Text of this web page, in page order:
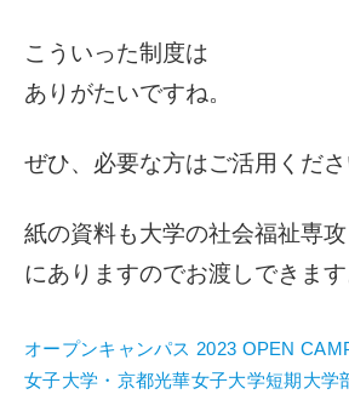
こういった制度は
ありがたいですね。
ぜひ、必要な方はご活用くださ
紙の資料も大学の社会福祉専攻
にありますのでお渡しできます
オープンキャンパス 2023 OPEN
女子大学・京都光華女子大学短期大学